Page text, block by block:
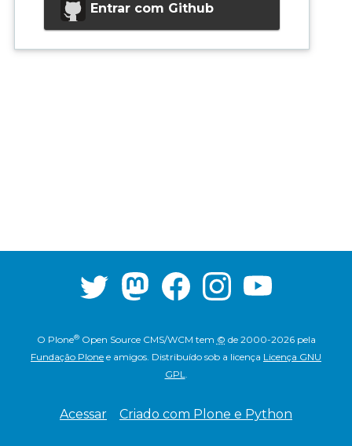
Entrar com Github
O Plone®Open Source CMS/WCM tem © de 2000-2026 pela
Fundação Plone e amigos. Distribuído sob a licença Licença GNU
GPL.
Acessar Criado com Plone e Python